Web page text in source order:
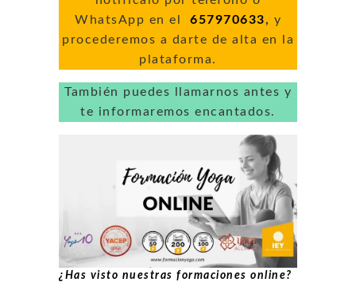
WhatsApp en el
657970633, y
procederemos a darte de alta en la
plataforma.
También puedes llamarnos antes y
te informaremos encantados.
¿Has visto nuestras formaciones online?